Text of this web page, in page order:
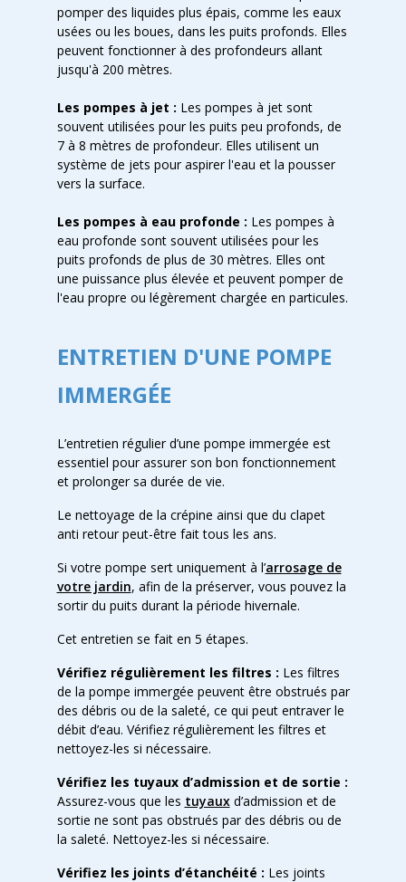
pomper des liquides plus épais, comme les eaux
usées ou les boues, dans les puits profonds. Elles
peuvent fonctionner à des profondeurs allant
jusqu'à 200 mètres.
Les pompes à jet : Les pompes à jet sont
souvent utilisées pour les puits peu profonds, de
7 à 8 mètres de profondeur. Elles utilisent un
système de jets pour aspirer l'eau et la pousser
vers la surface.
Les pompes à eau profonde : Les pompes à
eau profonde sont souvent utilisées pour les
puits profonds de plus de 30 mètres. Elles ont
une puissance plus élevée et peuvent pomper de
l'eau propre ou légèrement chargée en particules.
ENTRETIEN D'UNE POMPE
IMMERGÉE
L’entretien régulier d’une pompe immergée est
essentiel pour assurer son bon fonctionnement
et prolonger sa durée de vie.
Le nettoyage de la crépine ainsi que du clapet
anti retour peut-être fait tous les ans.
Si votre pompe sert uniquement à l’arrosage de
votre jardin, afin de la préserver, vous pouvez la
sortir du puits durant la période hivernale.
Cet entretien se fait en 5 étapes.
Vérifiez régulièrement les filtres : Les filtres
de la pompe immergée peuvent être obstrués par
des débris ou de la saleté, ce qui peut entraver le
débit d’eau. Vérifiez régulièrement les filtres et
nettoyez-les si nécessaire.
Vérifiez les tuyaux d’admission et de sortie :
Assurez-vous que les tuyauxd’admission et de
sortie ne sont pas obstrués par des débris ou de
la saleté. Nettoyez-les si nécessaire.
Vérifiez les joints d’étanchéité : Les joints